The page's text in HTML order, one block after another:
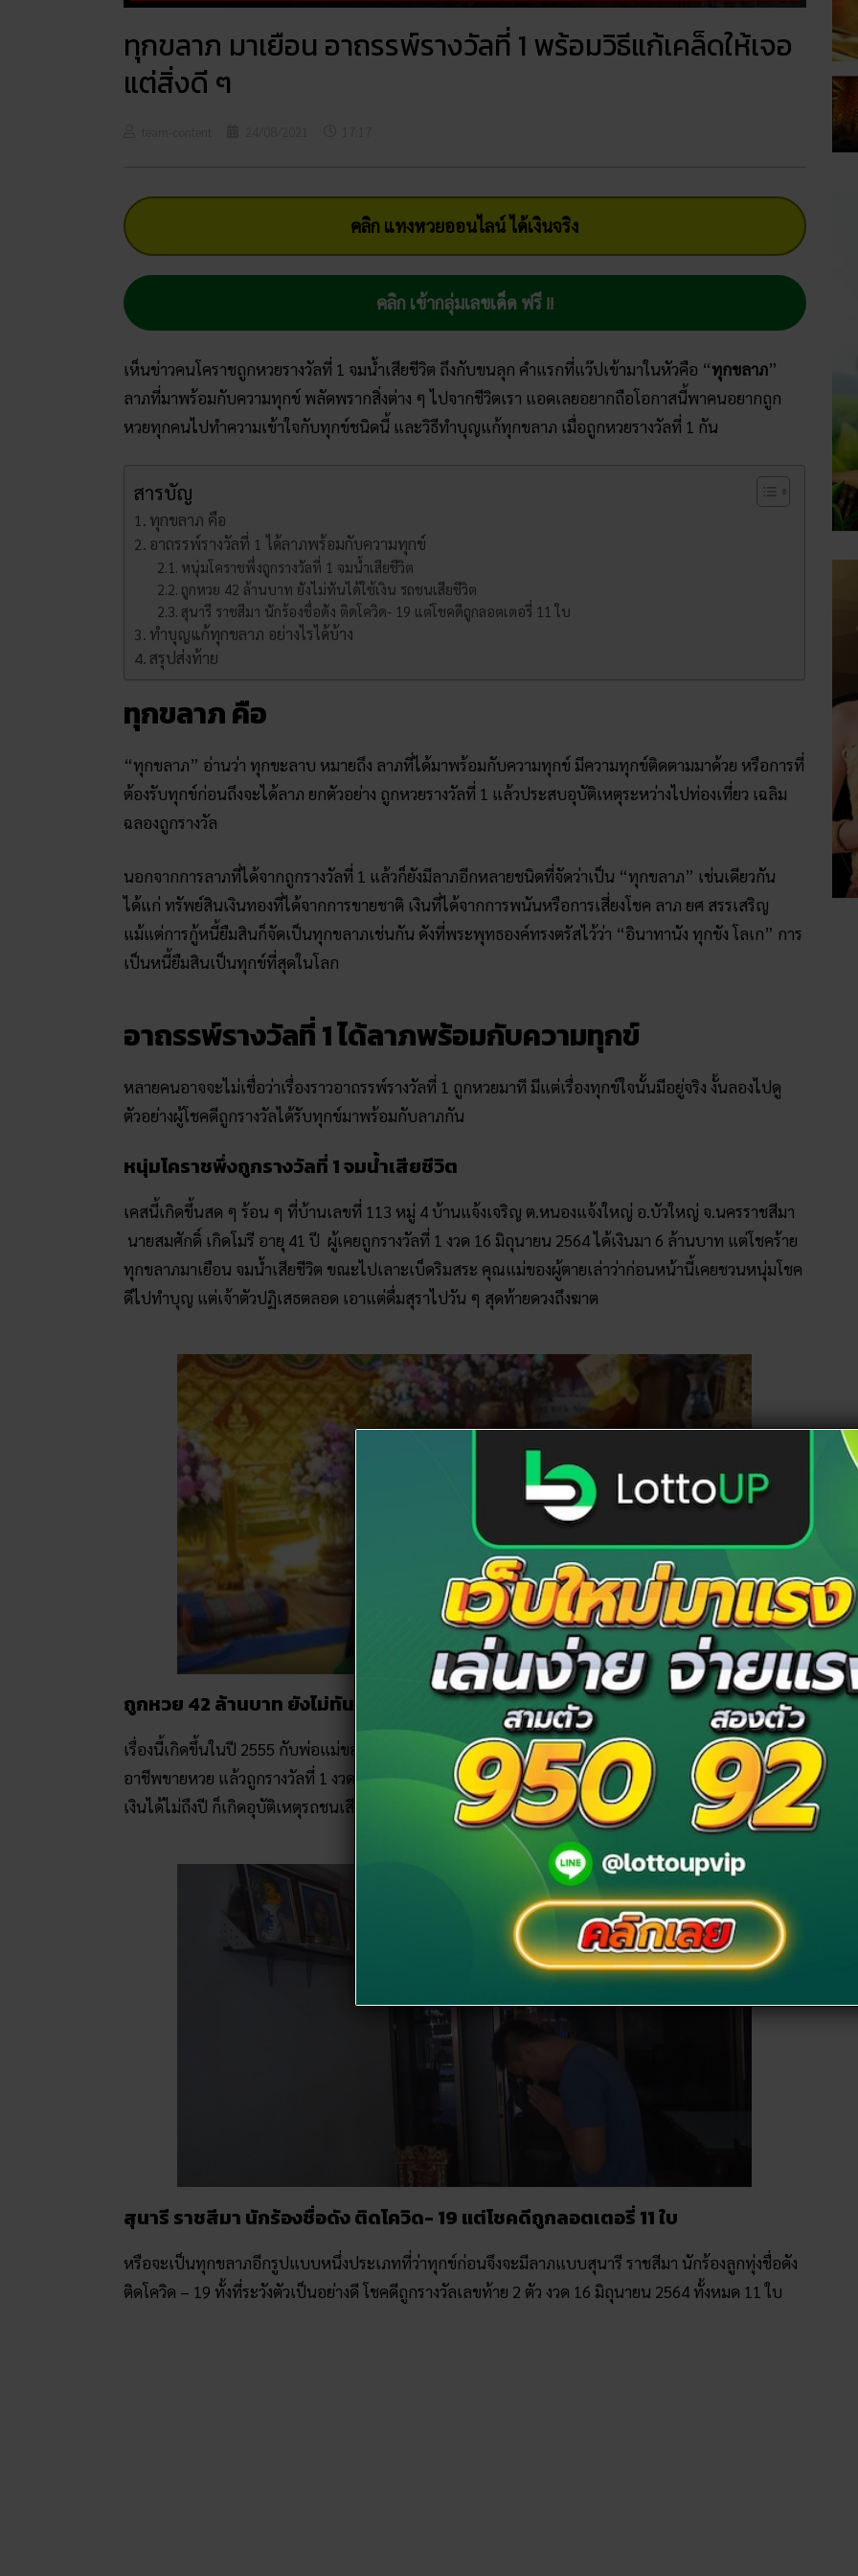
ทุกขลาภ มาเยือน อาถรรพ์รางวัลที่ 1 พร้อมวิธีแก้เคล็ดให้เจอ
แต่สิ่งดี ๆ
คลิก แทงหวยออนไลน์ ได้เงินจริง
คลิก เข้ากลุ่มเลขเด็ด ฟรี !!
เห็นข่าวคนโคราชถูกหวยรางวัลที่ 1 จมน้ำเสียชีวิต ถึงกับขนลุก คำแรกที่แว๊ปเข้ามาในหัวคือ “ทุกขลาภ”
ลาภที่มาพร้อมกับความทุกข์ พลัดพรากสิ่งต่าง ๆ ไปจากชีวิตเรา แอดเลยอยากถือโอกาสนี้พาคนอยากถูก
หวยทุกคนไปทำความเข้าใจกับทุกข์ชนิดนี้ และวิธีทำบุญแก้ทุกขลาภ เมื่อถูกหวยรางวัลที่ 1 กัน
สารบัญ
ทุกขลาภ คือ
อาถรรพ์รางวัลที่ 1 ได้ลาภพร้อมกับความทุกข์
หนุ่มโคราชพึ่งถูกรางวัลที่ 1 จมน้ำเสียชีวิต
ถูกหวย 42 ล้านบาท ยังไม่ทันได้ใช้เงิน รถชนเสียชีวิต
สุนารี ราชสีมา นักร้องชื่อดัง ติดโควิด- 19 แต่โชคดีถูกลอตเตอรี่ 11 ใบ
ทำบุญแก้ทุกขลาภ อย่างไรได้บ้าง
สรุปส่งท้าย
ทุกขลาภ คือ
“ทุกขลาภ” อ่านว่า ทุกขะลาบ หมายถึง ลาภที่ได้มาพร้อมกับความทุกข์ มีความทุกข์ติดตามมาด้วย หรือการที่
ต้องรับทุกข์ก่อนถึงจะได้ลาภ ยกตัวอย่าง ถูกหวยรางวัลที่ 1 แล้วประสบอุบัติเหตุระหว่างไปท่องเที่ยว เฉลิม
ฉลองถูกรางวัล
นอกจากการลาภที่ได้จากถูกรางวัลที่ 1 แล้วก็ยังมีลาภอีกหลายชนิดที่จัดว่าเป็น “ทุกขลาภ” เช่นเดียวกัน
ได้แก่ ทรัพย์สินเงินทองที่ได้จากการขายชาติ เงินที่ได้จากการพนันหรือการเสี่ยงโชค ลาภ ยศ สรรเสริญ
แม้แต่การกู้หนี้ยืมสินก็จัดเป็นทุกขลาภเช่นกัน ดังที่พระพุทธองค์ทรงตรัสไว้ว่า “อินาทานัง ทุกขัง โลเก” การ
เป็นหนี้ยืมสินเป็นทุกข์ที่สุดในโลก
อาถรรพ์รางวัลที่ 1 ได้ลาภพร้อมกับความทุกข์
หลายคนอาจจะไม่เชื่อว่าเรื่องราวอาถรรพ์รางวัลที่ 1 ถูกหวยมาที มีแต่เรื่องทุกข์ใจนั้นมีอยู่จริง งั้นลองไปดู
ตัวอย่างผู้โชคดีถูกรางวัลได้รับทุกข์มาพร้อมกับลาภกัน
หนุ่มโคราชพึ่งถูกรางวัลที่ 1 จมน้ำเสียชีวิต
เคสนี้เกิดขึ้นสด ๆ ร้อน ๆ ที่บ้านเลขที่ 113 หมู่ 4 บ้านแจ้งเจริญ ต.หนองแจ้งใหญ่ อ.บัวใหญ่ จ.นครราชสีมา
นายสมศักดิ์ เกิดโมรี อายุ 41 ปี ผู้เคยถูกรางวัลที่ 1 งวด 16 มิถุนายน 2564 ได้เงินมา 6 ล้านบาท แต่โชคร้าย
ทุกขลาภมาเยือน จมน้ำเสียชีวิต ขณะไปเลาะเบ็ดริมสระ คุณแม่ของผู้ตายเล่าว่าก่อนหน้านี้เคยชวนหนุ่มโชค
ดีไปทำบุญ แต่เจ้าตัวปฏิเสธตลอด เอาแต่ดื่มสุราไปวัน ๆ สุดท้ายดวงถึงฆาต
ถูกหวย 42 ล้านบาท ยังไม่ทันได้ใช้เงิน รถชนเสียชีวิต
เรื่องนี้เกิดขึ้นในปี 2555 กับพ่อแม่ของ “นาย นิธิพัทธ์ ฟักขาว” ชาวอุดรธานี พ่อแม่ของคุณคนนี้ประกอบ
อาชีพขายหวย แล้วถูกรางวัลที่ 1 งวดวันที่ 16 พฤศจิกายน 2555 จำนวน 8 ใบได้เงินมา 48 ล้านบาท แต่ใช้
เงินได้ไม่ถึงปี ก็เกิดอุบัติเหตุรถชนเสียชีวิตทั้งคู่ ถือว่าเป็นการสูญเสียครั้งยิ่งใหญ่มากกับครอบนครัวนี้
สุนารี ราชสีมา นักร้องชื่อดัง ติดโควิด- 19 แต่โชคดีถูกลอตเตอรี่ 11 ใบ
หรือจะเป็นทุกขลาภอีกรูปแบบหนึ่งประเภทที่ว่าทุกข์ก่อนจึงจะมีลาภแบบสุนารี ราชสีมา นักร้องลูกทุ่งชื่อดัง
ติดโควิด – 19 ทั้งที่ระวังตัวเป็นอย่างดี โชคดีถูกรางวัลเลขท้าย 2 ตัว งวด 16 มิถุนายน 2564 ทั้งหมด 11 ใบ